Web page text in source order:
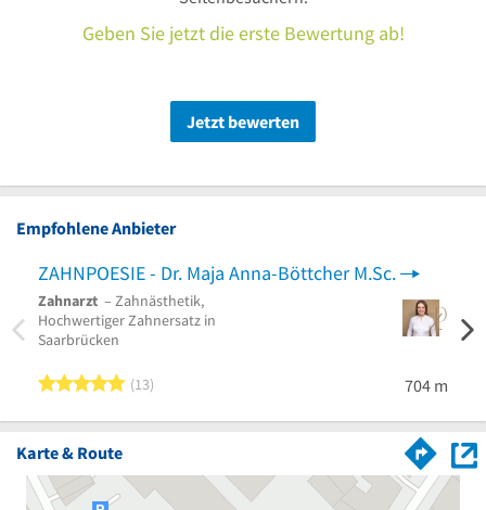
Geben Sie jetzt die erste Bewertung ab!
Jetzt bewerten
Empfohlene Anbieter
ZAHNPOESIE - Dr. Maja Anna-Böttcher M.Sc.
Zahnarzt – Zahnästhetik,
Hochwertiger Zahnersatz in
Saarbrücken
5 von 5 Sternen
13 704 m
Karte & Route